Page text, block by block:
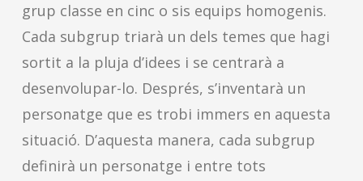
grup classe en cinc o sis equips homogenis.
Cada subgrup triarà un dels temes que hagi
sortit a la pluja d’idees i se centrarà a
desenvolupar-lo. Després, s’inventarà un
personatge que es trobi immers en aquesta
situació. D’aquesta manera, cada subgrup
definirà un personatge i entre tots